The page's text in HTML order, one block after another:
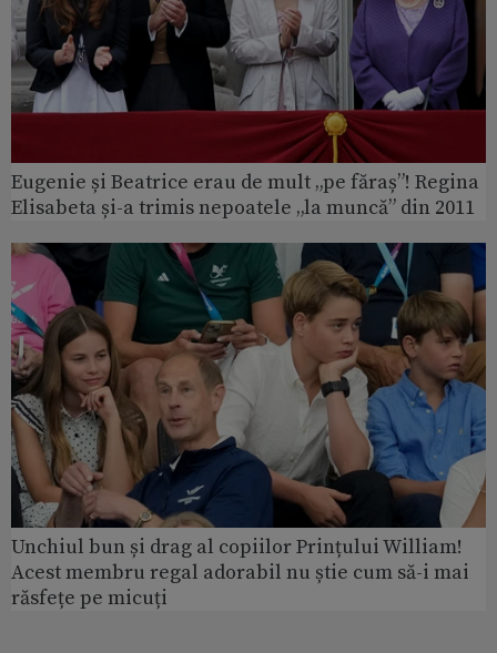
Eugenie și Beatrice erau de mult „pe făraș”! Regina
Elisabeta și-a trimis nepoatele „la muncă” din 2011
Unchiul bun și drag al copiilor Prințului William!
Acest membru regal adorabil nu știe cum să-i mai
răsfețe pe micuți